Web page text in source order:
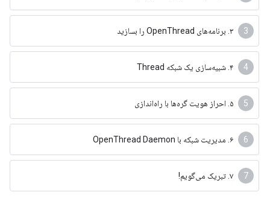
۳. برنامه‌های OpenThread را بسازید
۴. شبیه‌سازی یک شبکه Thread
۵. احراز هویت گره‌ها با راه‌اندازی
۶. مدیریت شبکه با OpenThread Daemon
۷. تبریک می‌گویم!